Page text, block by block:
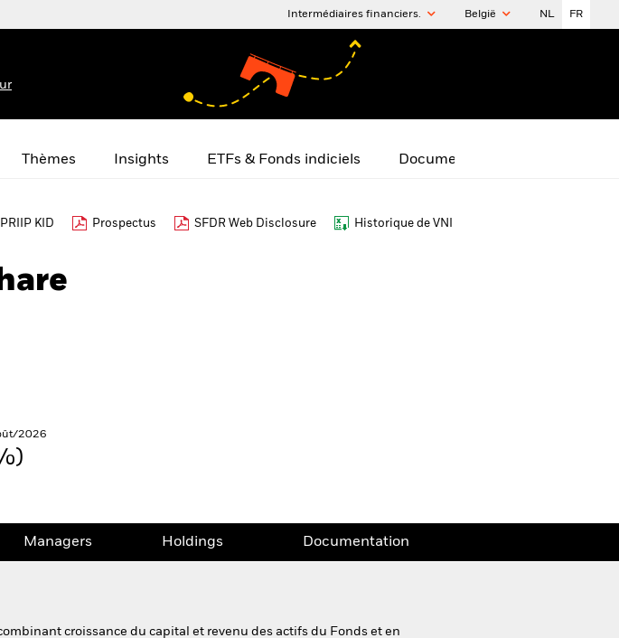
Intermédiaires financiers. België NL FR
Thèmes Insights ETFs & Fonds indiciels Documents
PRIIP KID Prospectus SFDR Web Disclosure Historique de VNI
2026
Managers Holdings Documentation
croissance du capital et revenu des actifs du Fonds et en